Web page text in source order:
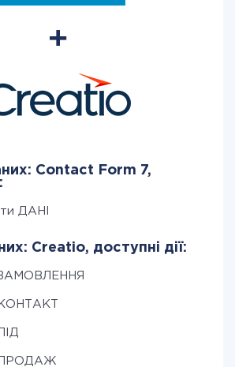
Contact Form 7,
ДАНІ
Creatio, доступні дії:
ПРОДАЖ